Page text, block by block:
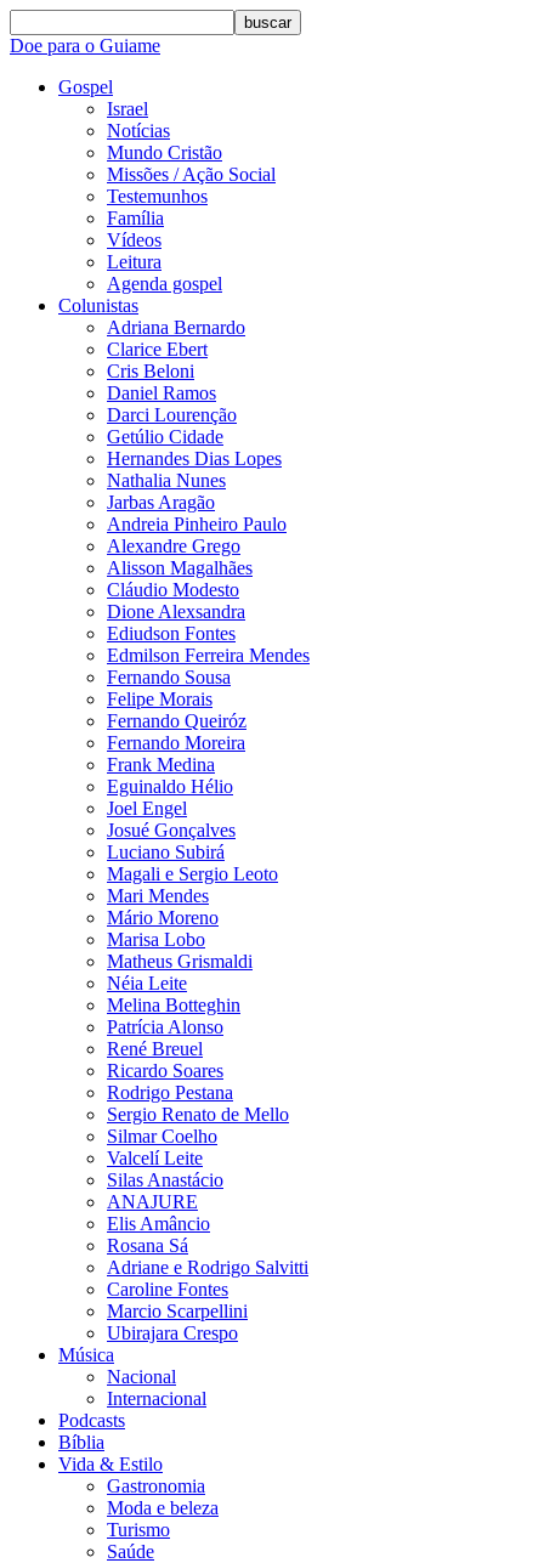
buscar
Doe para o Guiame
Gospel
Israel
Notícias
Mundo Cristão
Missões / Ação Social
Testemunhos
Família
Vídeos
Leitura
Agenda gospel
Colunistas
Adriana Bernardo
Clarice Ebert
Cris Beloni
Daniel Ramos
Darci Lourenção
Getúlio Cidade
Hernandes Dias Lopes
Nathalia Nunes
Jarbas Aragão
Andreia Pinheiro Paulo
Alexandre Grego
Alisson Magalhães
Cláudio Modesto
Dione Alexsandra
Ediudson Fontes
Edmilson Ferreira Mendes
Fernando Sousa
Felipe Morais
Fernando Queiróz
Fernando Moreira
Frank Medina
Eguinaldo Hélio
Joel Engel
Josué Gonçalves
Luciano Subirá
Magali e Sergio Leoto
Mari Mendes
Mário Moreno
Marisa Lobo
Matheus Grismaldi
Néia Leite
Melina Botteghin
Patrícia Alonso
René Breuel
Ricardo Soares
Rodrigo Pestana
Sergio Renato de Mello
Silmar Coelho
Valcelí Leite
Silas Anastácio
ANAJURE
Elis Amâncio
Rosana Sá
Adriane e Rodrigo Salvitti
Caroline Fontes
Marcio Scarpellini
Ubirajara Crespo
Música
Nacional
Internacional
Podcasts
Bíblia
Vida & Estilo
Gastronomia
Moda e beleza
Turismo
Saúde